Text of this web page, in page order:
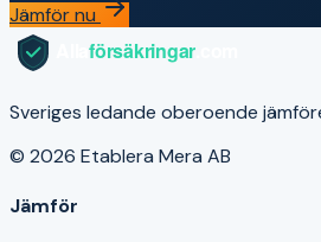
Jämför nu
Sveriges ledande oberoende
© 2026 Etablera Mera AB
Jämför